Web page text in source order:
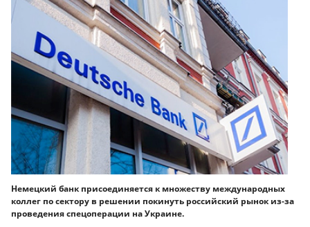
Немецкий банк присоединяется к множеству международных
коллег по сектору в решении покинуть российский рынок из-за
проведения спецоперации на Украине.